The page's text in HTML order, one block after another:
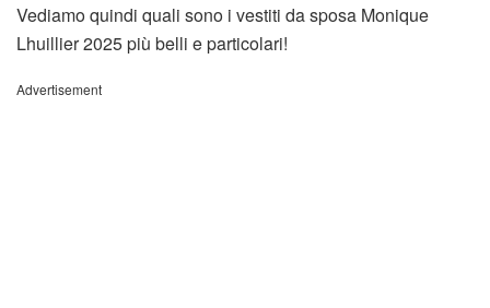
Vediamo quindi quali sono i vestiti da sposa Monique
Lhuillier 2025 più belli e particolari!
Advertisement